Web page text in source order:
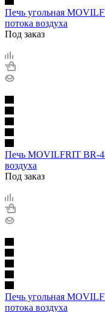
Печь угольная
потока воздуха
Под заказ
Печь MOVILFRIT BR-
воздуха
Под заказ
Печь угольная
потока воздуха